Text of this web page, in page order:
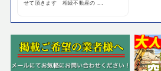
せて頂きます 相続不動産の ...